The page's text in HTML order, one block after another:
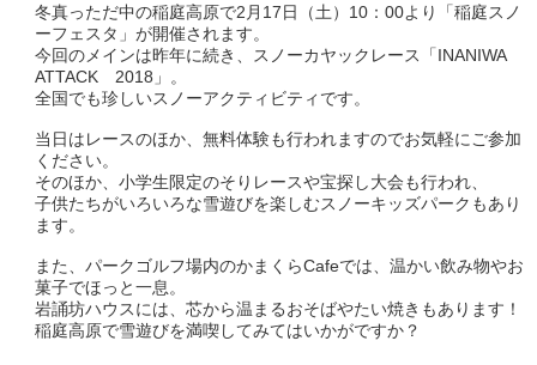
冬真っただ中の稲庭高原で2月17日（土）10：00より「稲庭スノ
ーフェスタ」が開催されます。
今回のメインは昨年に続き、スノーカヤックレース「INANIWA
ATTACK 2018」。
全国でも珍しいスノーアクティビティです。
当日はレースのほか、無料体験も行われますのでお気軽にご参加
ください。
そのほか、小学生限定のそりレースや宝探し大会も行われ、
子供たちがいろいろな雪遊びを楽しむスノーキッズパークもあり
ます。
また、パークゴルフ場内のかまくらCafeでは、温かい飲み物やお
菓子でほっと一息。
岩誦坊ハウスには、芯から温まるおそばやたい焼きもあります！
稲庭高原で雪遊びを満喫してみてはいかがですか？